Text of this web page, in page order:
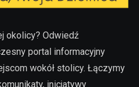
okolicy? Odwiedź
portal informacyjny
wokół stolicy. Łączymy
inicjatywy